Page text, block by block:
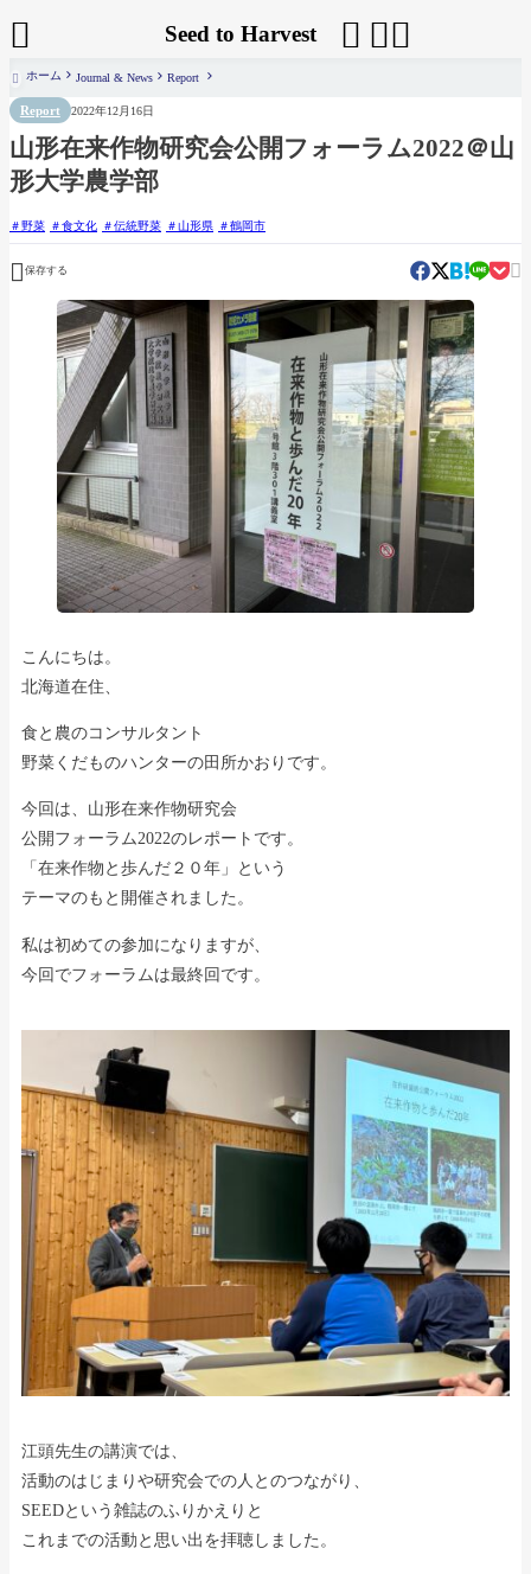
Seed to Harvest  

 ホーム Journal & News Report
Report 2022年12月16日
山形在来作物研究会公開フォーラム2022＠山
形大学農学部
野菜 食文化 伝統野菜 山形県 鶴岡市
 保存する 
こんにちは。
北海道在住、
食と農のコンサルタント
野菜くだものハンターの田所かおりです。
今回は、山形在来作物研究会
公開フォーラム2022のレポートです。
「在来作物と歩んだ２０年」という
テーマのもと開催されました。
私は初めての参加になりますが、
今回でフォーラムは最終回です。
江頭先生の講演では、
活動のはじまりや研究会での人とのつながり、
SEEDという雑誌のふりかえりと
これまでの活動と思い出を拝聴しました。